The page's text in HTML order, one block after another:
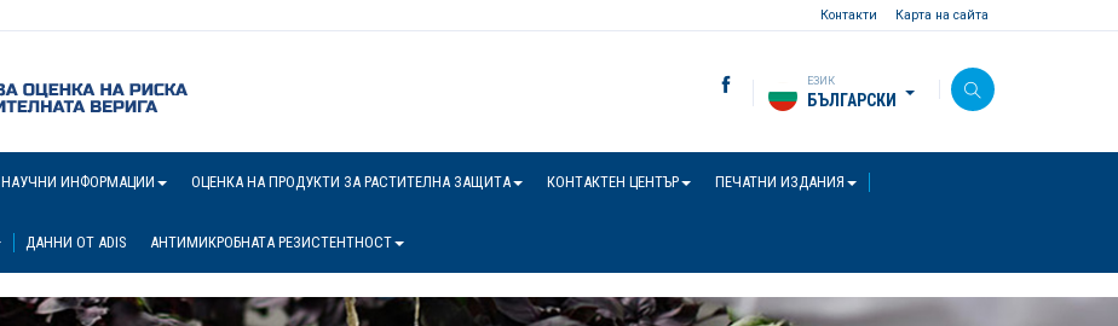
Контакти Карта на сайта
ЕЗИК
БЪЛГАРСКИ
НАУЧНИ ИНФОРМАЦИИ ОЦЕНКА НА ПРОДУКТИ ЗА РАСТИТЕЛНА ЗАЩИТА КОНТАКТЕН ЦЕНТЪР ПЕЧАТНИ ИЗДАНИЯ
ДАННИ ОТ ADIS АНТИМИКРОБНАТА РЕЗИСТЕНТНОСТ